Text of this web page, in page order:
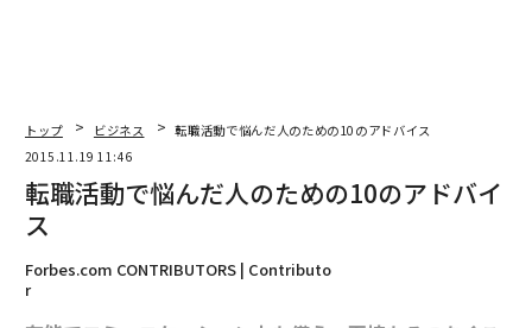
トップ ビジネス
転職活動で悩んだ人のための10のアドバイス
2015.11.19 11:46
転職活動で悩んだ人のための10のアドバイ
ス
Forbes.com CONTRIBUTORS | Contributo
r